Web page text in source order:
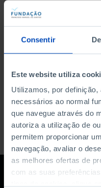
Consentir
Este website utiliza
Utilizamos, por definição,
necessários ao normal
que navegue através do
autoriza a utilização de
permitem proporcionar
navegação, avaliar o
as melhores ofertas de
com as suas
DATA DE INÍCIO
DATA DE FIM